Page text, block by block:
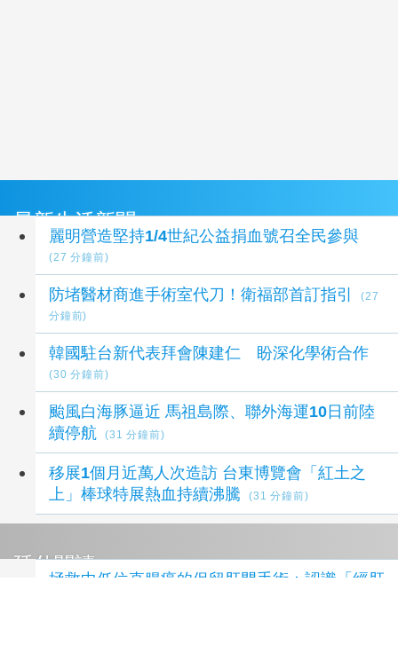
最新生活新聞
麗明營造堅持1/4世紀公益捐血號召全民參與
(27 分鐘前)
防堵醫材商進手術室代刀！衛福部首訂指引
(27
分鐘前)
韓國駐台新代表拜會陳建仁 盼深化學術合作
(30 分鐘前)
颱風白海豚逼近 馬祖島際、聯外海運10日前陸
續停航
(31 分鐘前)
移展1個月近萬人次造訪 台東博覽會「紅土之
上」棒球特展熱血持續沸騰
(31 分鐘前)
延伸閱讀
拯救中低位直腸癌的保留肛門手術：認識「經肛